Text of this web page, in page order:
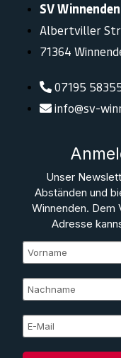
SV
Albertviller
71364
07195
info@sv-
Unser
Abständen und
Winnenden. Dem
Adresse